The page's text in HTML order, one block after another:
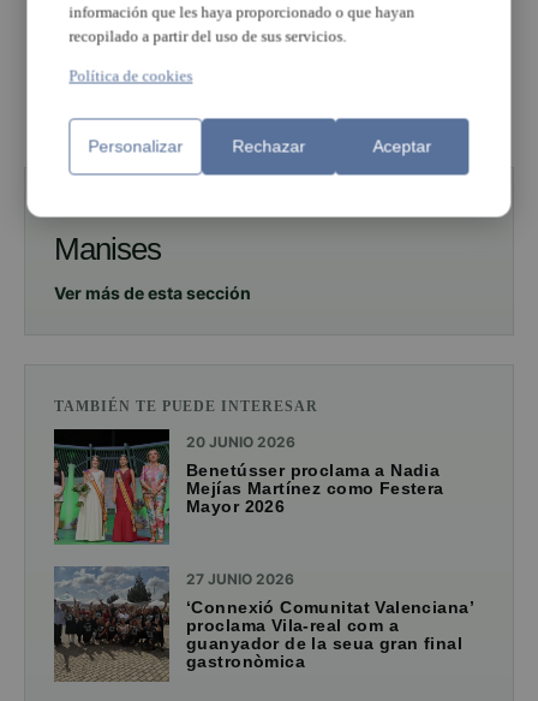
Manises
Ver más de esta sección
TAMBIÉN TE PUEDE INTERESAR
20 JUNIO 2026
Benetússer proclama a Nadia
Mejías Martínez como Festera
Mayor 2026
27 JUNIO 2026
‘Connexió Comunitat Valenciana’
proclama Vila-real com a
guanyador de la seua gran final
gastronòmica
información que les haya proporcionado o que hayan
recopilado a partir del uso de sus servicios.
Política de cookies
Personalizar Rechazar Aceptar